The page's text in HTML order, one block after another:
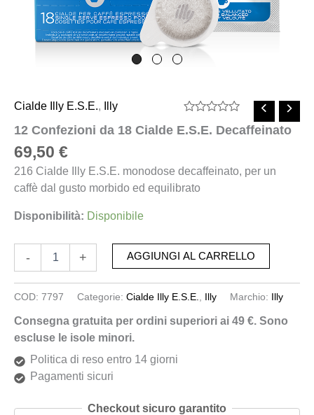
0
Cialde Illy E.S.E., Illy
12 Confezioni da 18 Cialde E.S.E. Decaffeinato
69,50 €
216 Cialde Illy E.S.E. monodose decaffeinato, per un
caffè dal gusto morbido ed equilibrato
Disponibilità: Disponibile
- + AGGIUNGI AL CARRELLO
COD: 7797 Categorie: Cialde Illy E.S.E. Illy Marchio: Illy
Consegna gratuita per ordini superiori ai 49 €. Sono
escluse le isole minori.
Politica di reso entro 14 giorni
Pagamenti sicuri
Checkout sicuro garantito